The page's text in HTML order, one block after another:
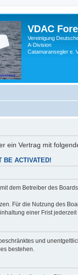
VDAC
Vereinigung
A-Division
Catamaransegler e.
ein Vertrag mit
BE ACTIVATED!
dem Betreiber des
Für die Nutzung des
einer Frist
und
bestehen.